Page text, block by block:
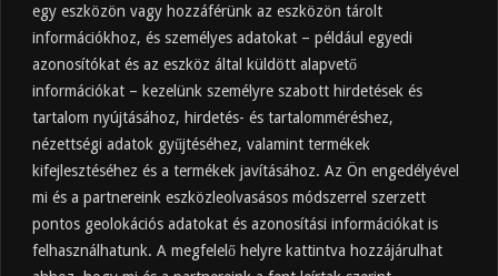
egy eszközön vagy hozzáférünk az eszközön tárolt
információkhoz, és személyes adatokat – például egyedi
azonosítókat és az eszköz által küldött alapvető
információkat – kezelünk személyre szabott hirdetések és
tartalom nyújtásához, hirdetés- és tartalomméréshez,
nézettségi adatok gyűjtéséhez, valamint termékek
kifejlesztéséhez és a termékek javításához. Az Ön engedélyével
mi és a partnereink eszközleolvasásos módszerrel szerzett
pontos geolokációs adatokat és azonosítási információkat is
felhasználhatunk. A megfelelő helyre kattintva hozzájárulhat
Felkapott
Almaecet mire jó? 21 gyakori felhasználási
terület
2025.10.31.
Almaecet fogyasztása: mikor, mennyit, mivel